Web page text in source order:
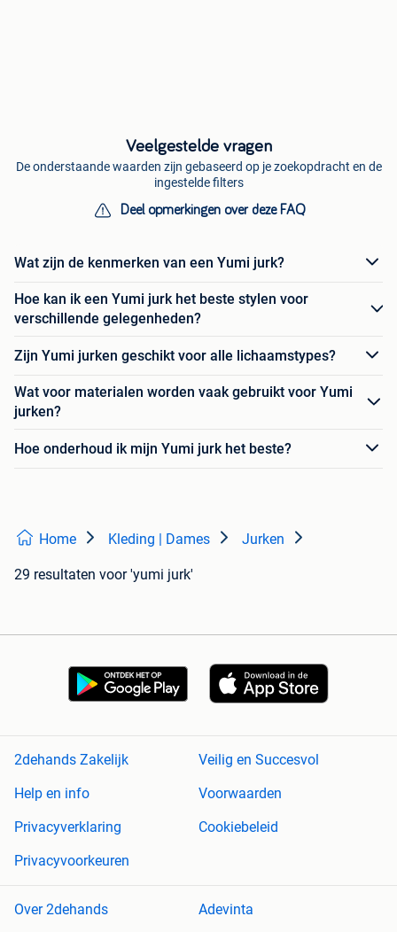
Veelgestelde vragen
De onderstaande waarden zijn gebaseerd op je zoekopdracht en de
ingestelde filters
Deel opmerkingen over deze FAQ
Wat zijn de kenmerken van een Yumi jurk?
Hoe kan ik een Yumi jurk het beste stylen voor
verschillende gelegenheden?
Zijn Yumi jurken geschikt voor alle lichaamstypes?
Wat voor materialen worden vaak gebruikt voor Yumi
jurken?
Hoe onderhoud ik mijn Yumi jurk het beste?
Home Kleding | Dames Jurken
29 resultaten voor 'yumi jurk'
2dehands Zakelijk
Veilig en Succesvol
Help en info
Voorwaarden
Privacyverklaring
Cookiebeleid
Privacyvoorkeuren
Over 2dehands Adevinta